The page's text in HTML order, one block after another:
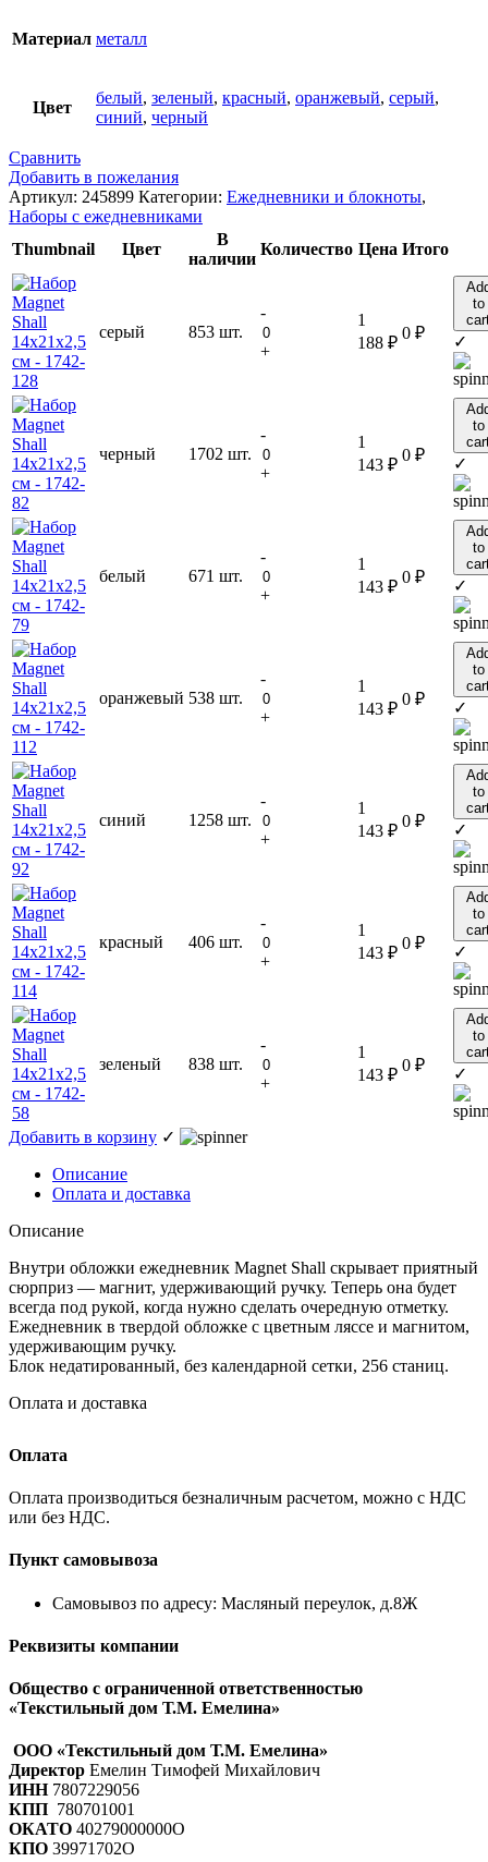
Материал металл
Цвет
белый, зеленый, красный, оранжевый, серый,
синий, черный
Сравнить
Добавить в пожелания
Артикул: 245899 Категории: Ежедневники и блокноты,
Наборы с ежедневниками
Thumbnail
Цвет
В
наличии
Количество Цена Итого
серый 853 шт.
-
+
1
188 ₽
0 ₽
to
✓
черный 1702 шт.
-
+
1
143 ₽
0 ₽
to
✓
белый 671 шт.
-
+
1
143 ₽
0 ₽
to
✓
оранжевый 538 шт.
-
+
1
143 ₽
0 ₽
to
✓
синий 1258 шт.
-
+
1
143 ₽
0 ₽
to
✓
красный 406 шт.
-
+
1
143 ₽
0 ₽
to
✓
зеленый 838 шт.
-
+
1
143 ₽
0 ₽
to
✓
Добавить в корзину ✓
Описание
Оплата и доставка
Описание
Внутри обложки ежедневник Magnet Shall скрывает приятный
сюрприз — магнит, удерживающий ручку. Теперь она будет
всегда под рукой, когда нужно сделать очередную отметку.
Ежедневник в твердой обложке с цветным ляссе и магнитом,
удерживающим ручку.
Блок недатированный, без календарной сетки, 256 станиц.
Оплата и доставка
Оплата
Оплата производиться безналичным расчетом, можно с НДС
или без НДС.
Пункт самовывоза
Самовывоз по адресу: Масляный переулок, д.8Ж
Реквизиты компании
Общество с ограниченной ответственностью
«Текстильный дом Т.М. Емелина»
ООО «Текстильный дом Т.М. Емелина»
Директор Емелин Тимофей Михайлович
ИНН 7807229056
КПП 780701001
ОКАТО 40279000000О
КПО 39971702О